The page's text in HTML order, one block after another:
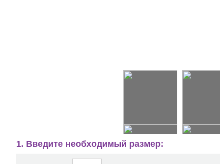
1. Введите необходимый размер: